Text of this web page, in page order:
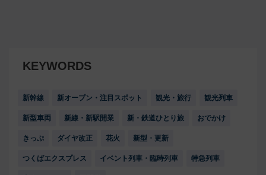
KEYWORDS
新幹線 新オープン・注目スポット 観光・旅行 観光列車
新型車両 新線・新駅開業 新・鉄道ひとり旅 おでかけ
きっぷ ダイヤ改正 花火 新型・更新
つくばエクスプレス イベント列車・臨時列車 特急列車